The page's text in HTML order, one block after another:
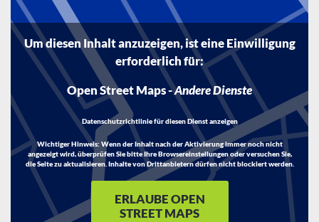
Um diesen Inhalt anzuzeigen, ist eine Einwilligung
erforderlich für:
Open Street Maps-Andere Dienste
Datenschutzrichtlinie für diesen Dienst anzeigen
Wichtiger Hinweis:Wenn der Inhalt nach der Aktivierung immer noch nicht
angezeigt wird, überprüfen Sie bitte Ihre Browsereinstellungen oder versuchen Sie,
die Seite zu aktualisieren. Inhalte von Drittanbietern dürfen nicht blockiert werden.
ERLAUBE OPEN
STREET MAPS